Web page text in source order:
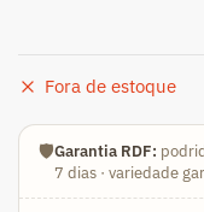
Fora de estoque
🛡️Garantia RDF:
7 dias · variedade